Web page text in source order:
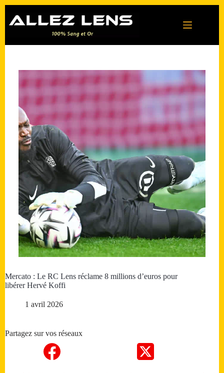
contenu
Mercato : Le RC Lens réclame 8 millions d’euros pour
libérer Hervé Koffi
1 avril 2026
Partagez sur vos réseaux